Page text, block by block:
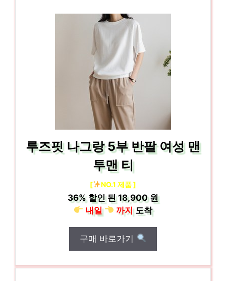
루즈핏 나그랑 5부 반팔 여성 맨
투맨 티
[ NO.1 제품 ]
36% 할인 된18,900 원
내일
까지도착
구매 바로가기